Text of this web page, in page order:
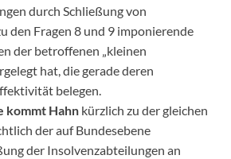
durch Schließung von
den Fragen 8 und 9 imponierende
der betroffenen „kleinen
hat, die gerade deren
belegen.
kommt Hahn kürzlich zu der gleichen
der auf Bundesebene
der Insolvenzabteilungen an